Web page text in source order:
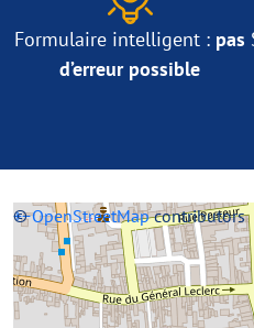
Formulaire intelligent : pas
d’erreur possible
+−
©OpenStreetMapcontributors